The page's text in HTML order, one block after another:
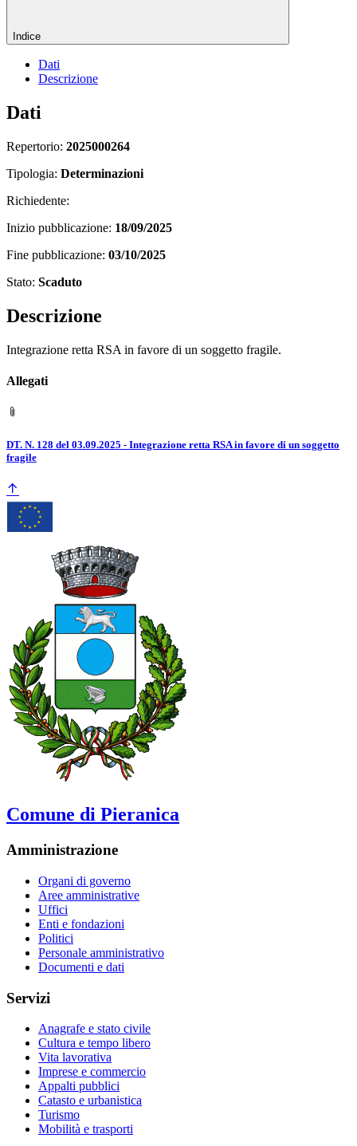
Indice
Dati
Descrizione
Dati
Repertorio: 2025000264
Tipologia: Determinazioni
Richiedente:
Inizio pubblicazione: 18/09/2025
Fine pubblicazione: 03/10/2025
Stato: Scaduto
Descrizione
Integrazione retta RSA in favore di un soggetto fragile.
Allegati
DT. N. 128 del 03.09.2025 - Integrazione retta RSA in favore di un soggetto
fragile
Comune di Pieranica
Amministrazione
Organi di governo
Aree amministrative
Uffici
Enti e fondazioni
Politici
Personale amministrativo
Documenti e dati
Servizi
Anagrafe e stato civile
Cultura e tempo libero
Vita lavorativa
Imprese e commercio
Appalti pubblici
Catasto e urbanistica
Turismo
Mobilità e trasporti